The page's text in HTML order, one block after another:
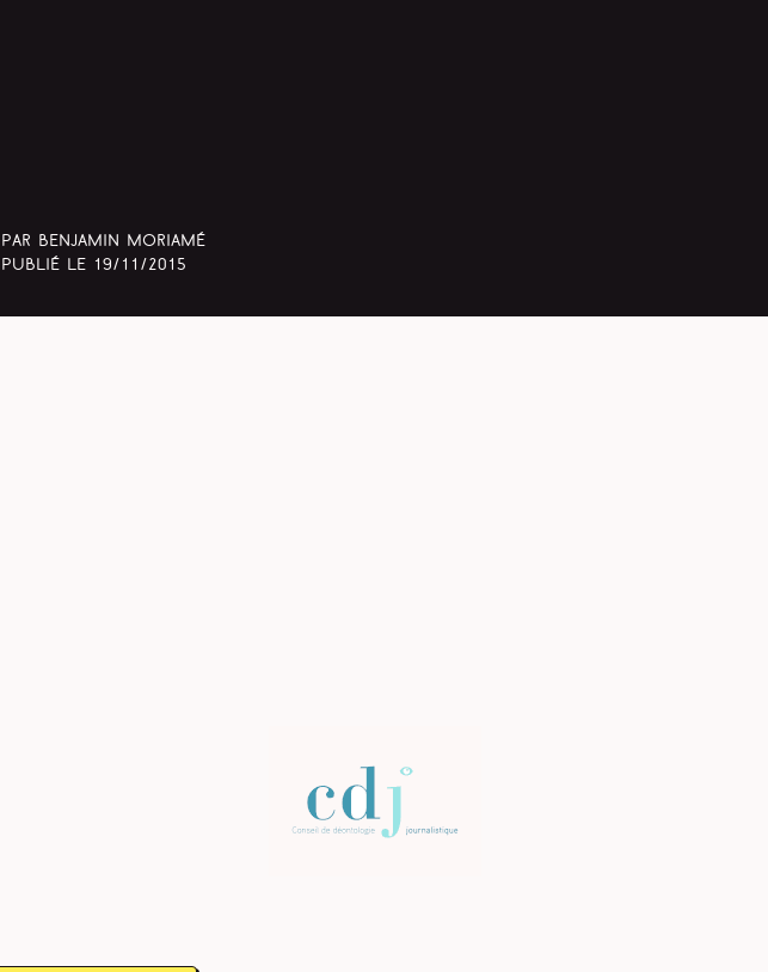
Par Benjamin Moriamé
Publié le
19/11/2015